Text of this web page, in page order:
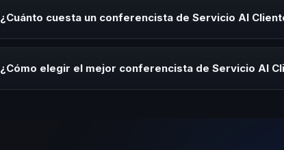
¿Cuánto cuesta un conferencista de Servicio Al
¿Cómo elegir el mejor conferencista de Servicio Al